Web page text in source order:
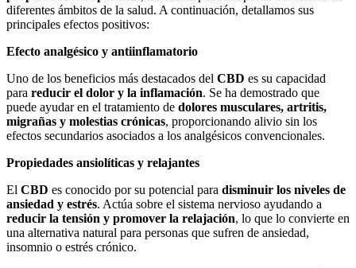
diferentes ámbitos de la salud. A continuación, detallamos sus
principales efectos positivos:
Efecto analgésico y antiinflamatorio
Uno de los beneficios más destacados del CBD es su capacidad
para reducir el dolor y la inflamación. Se ha demostrado que
puede ayudar en el tratamiento de dolores musculares, artritis,
migrañas y molestias crónicas, proporcionando alivio sin los
efectos secundarios asociados a los analgésicos convencionales.
Propiedades ansiolíticas y relajantes
El CBD es conocido por su potencial para disminuir los niveles de
ansiedad y estrés. Actúa sobre el sistema nervioso ayudando a
reducir la tensión y promover la relajación, lo que lo convierte en
una alternativa natural para personas que sufren de ansiedad,
insomnio o estrés crónico.